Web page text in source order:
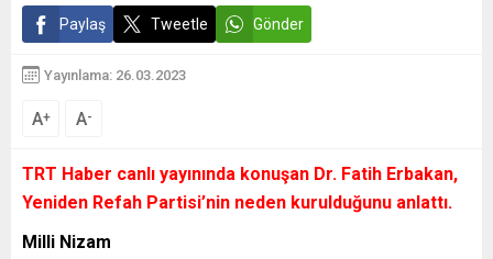
Paylaş Tweetle Gönder
Yayınlama: 26.03.2023
A+ A-
TRT Haber canlı yayınında konuşan Dr. Fatih Erbakan,
Yeniden Refah Partisi’nin neden kurulduğunu anlattı.
Milli Nizam